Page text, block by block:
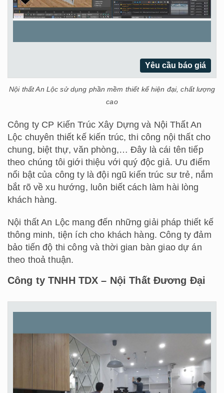
Yêu cầu báo giá
Nội thất An Lộc sử dụng phần mềm thiết kế hiện đại, chất lượng
cao
Công ty CP Kiến Trúc Xây Dựng và Nội Thất An
Lộc chuyên thiết kế kiến trúc, thi công nội thất cho
chung, biệt thự, văn phòng,… Đây là cái tên tiếp
theo chúng tôi giới thiệu với quý độc giả. Ưu điểm
nổi bật của công ty là đội ngũ kiến trúc sư trẻ, nắm
bắt rõ về xu hướng, luôn biết cách làm hài lòng
khách hàng.
Nội thất An Lộc mang đến những giải pháp thiết kế
thông minh, tiện ích cho khách hàng. Công ty đảm
bảo tiến độ thi công và thời gian bàn giao dự án
theo thoả thuận.
Công ty TNHH TDX – Nội Thất Đương Đại